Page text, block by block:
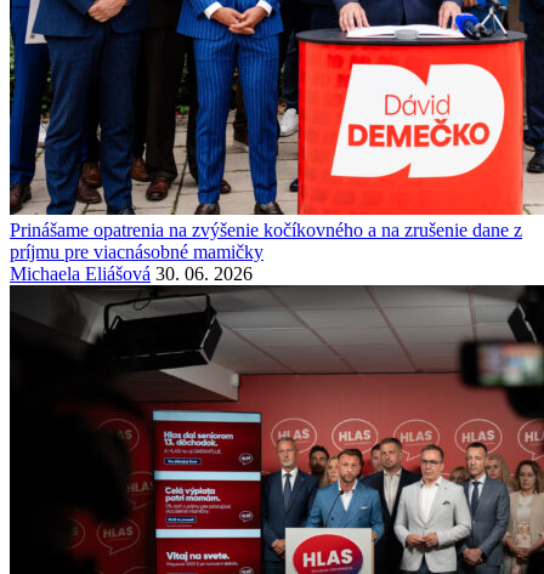
Prinášame opatrenia na zvýšenie kočíkovného a na zrušenie dane z
príjmu pre viacnásobné mamičky
Michaela Eliášová 30. 06. 2026